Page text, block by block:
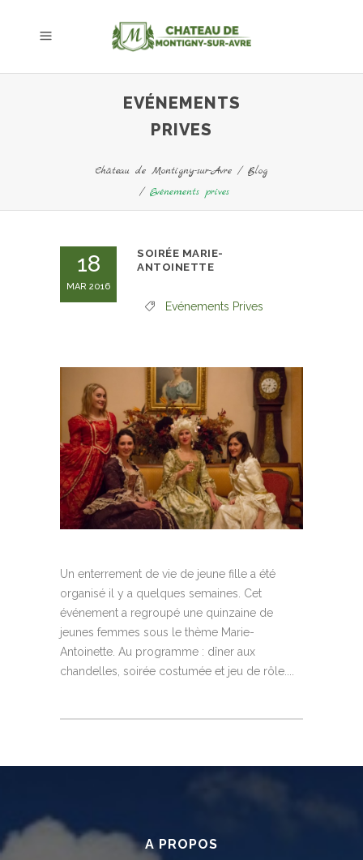
EVÉNEMENTS
PRIVES
Château de Montigny-sur-Avre / Blog
/ Evénements prives
18
MAR 2016
SOIRÉE MARIE-
ANTOINETTE
Evénements Prives
Un enterrement de vie de jeune fille a été
organisé il y a quelques semaines. Cet
événement a regroupé une quinzaine de
jeunes femmes sous le thème Marie-
Antoinette. Au programme : dîner aux
chandelles, soirée costumée et jeu de rôle....
A PROPOS